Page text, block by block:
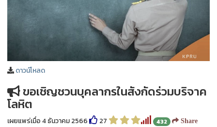
ดาวน์โหลด
ขอเชิญชวนบุคลากรในสังกัดร่วมบริจาค
โลหิต
เผยแพร่เมื่อ 4 ธันวาคม 2566 27 432 Share